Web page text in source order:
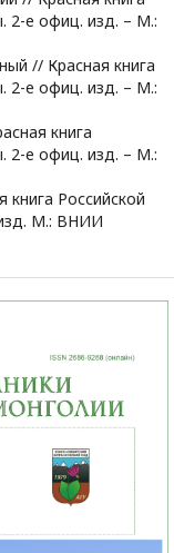
2-е офиц. изд. – М.:
// Красная книга
2-е офиц. изд. – М.:
книга
2-е офиц. изд. – М.:
Российской
М.: ВНИИ